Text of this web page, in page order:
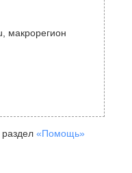
макрорегион
«Помощь»